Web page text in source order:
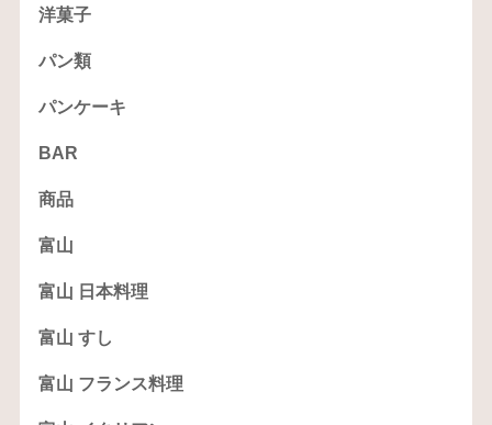
洋菓子
パン類
パンケーキ
BAR
商品
富山
富山 日本料理
富山 すし
富山 フランス料理